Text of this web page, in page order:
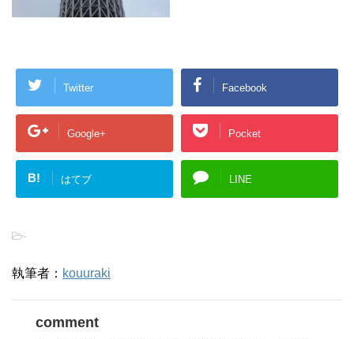
Twitter Facebook
Google+ Pocket
B! はてブ LINE
-
執筆者： kouuraki
comment